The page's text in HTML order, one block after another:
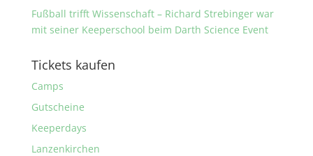
Fußball trifft Wissenschaft – Richard Strebinger war
mit seiner Keeperschool beim Darth Science Event
Tickets kaufen
Camps
Gutscheine
Keeperdays
Lanzenkirchen